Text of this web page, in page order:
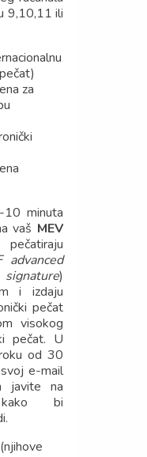
9,10,11 ili
za
minuta
vaš MEV
advanced
)
i izdaju
pečat
visokog
pečat. U
od 30
e-mail
javite na
kako bi